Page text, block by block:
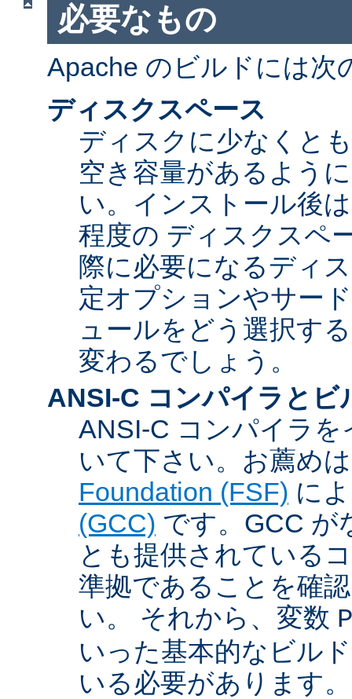
必要なもの
Apache のビルドには次
ディスクスペース
ディスクに少なくと
空き容量があるよう
い。インストール後
程度の ディスクスペ
際に必要になるディ
定オプションやサー
ュールをどう選択す
変わるでしょう。
ANSI-C コンパイラとビ
ANSI-C コンパイラ
いて下さい。お薦め
Foundation (FSF) に
(GCC) です。GCC が
とも提供されている
準拠であることを確
い。 それから、変数
いった基本的なビル
いる必要があります。